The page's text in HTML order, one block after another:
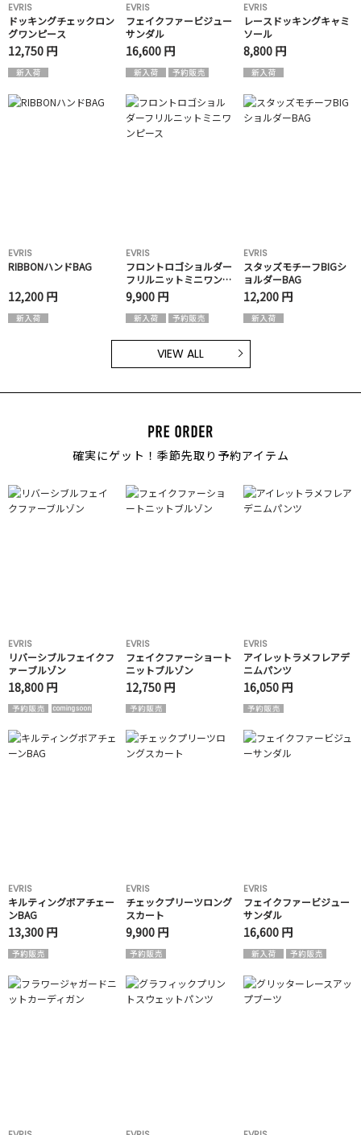
EVRIS
ドッキングチェックロン
グワンピース
12,750 円
EVRIS
フェイクファービジュー
サンダル
16,600 円
EVRIS
レースドッキングキャミ
ソール
8,800 円
EVRIS
RIBBONハンドBAG
12,200 円
EVRIS
フロントロゴショルダー
フリルニットミニワンピ
ース
9,900 円
EVRIS
スタッズモチーフBIGシ
ョルダーBAG
12,200 円
VIEW ALL
確実にゲット！季節先取り予約アイテム
EVRIS
リバーシブルフェイクフ
ァーブルゾン
18,800 円
EVRIS
フェイクファーショート
ニットブルゾン
12,750 円
EVRIS
アイレットラメフレアデ
ニムパンツ
16,050 円
EVRIS
キルティングボアチェー
ンBAG
13,300 円
EVRIS
チェックプリーツロング
スカート
9,900 円
EVRIS
フェイクファービジュー
サンダル
16,600 円